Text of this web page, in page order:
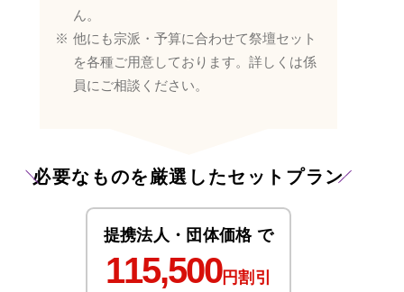
ん。
他にも宗派・予算に合わせて祭壇セット
を各種ご用意しております。詳しくは係
員にご相談ください。
必要なものを厳選したセットプラン
提携法人・団体価格 で
115,500円割引